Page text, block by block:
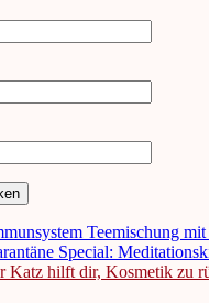
Teemischung
Special: